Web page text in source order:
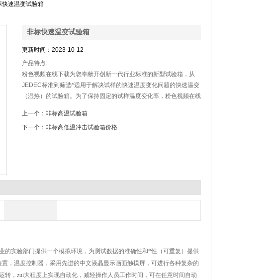
快速温变试验箱
非标快速温变试验箱
更新时间：2023-10-12
产品特点:
粉色视频在线下载为您奉献开创新一代行业标准的新型试验箱，从
JEDEC标准到筛选*适用于解决试样的快速温度变化问题的快速温变
（湿热）的试验箱。为了保持固定的试样温度变化率，粉色视频在线
术
上一个： 非标高温试验箱
下一个： 非标高低温冲击试验箱价格
业的实验部门提供一个模拟环境，为测试数据的准确性和*性（可重复）提供
，温度控制器，采用先进的中文液晶显示画面触摸屏，可进行各种复杂的
运转，zui大程度上实现自动化，减轻操作人员工作时间，可在任意时间自动